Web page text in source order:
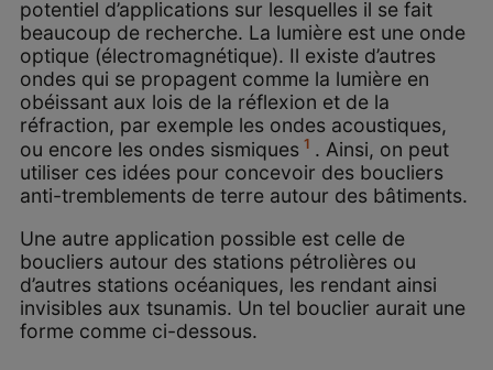
potentiel d’applications sur lesquelles il se fait
beaucoup de recherche. La lumière est une onde
optique (électromagnétique). Il existe d’autres
ondes qui se propagent comme la lumière en
obéissant aux lois de la réflexion et de la
réfraction, par exemple les ondes acoustiques,
ou encore les ondes sismiques 1 . Ainsi, on peut
utiliser ces idées pour concevoir des boucliers
anti-tremblements de terre autour des bâtiments.
Une autre application possible est celle de
boucliers autour des stations pétrolières ou
d’autres stations océaniques, les rendant ainsi
invisibles aux tsunamis. Un tel bouclier aurait une
forme comme ci-dessous.